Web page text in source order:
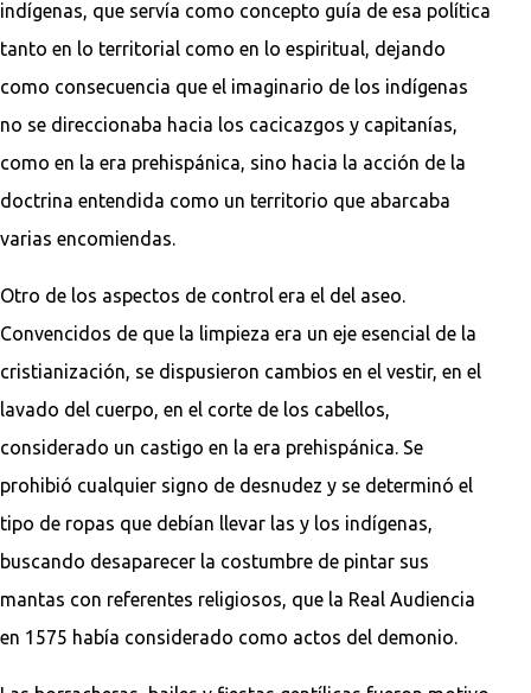
indígenas, que servía como concepto guía de esa política
tanto en lo territorial como en lo espiritual, dejando
como consecuencia que el imaginario de los indígenas
no se direccionaba hacia los cacicazgos y capitanías,
como en la era prehispánica, sino hacia la acción de la
doctrina entendida como un territorio que abarcaba
varias encomiendas.
Otro de los aspectos de control era el del aseo.
Convencidos de que la limpieza era un eje esencial de la
cristianización, se dispusieron cambios en el vestir, en el
lavado del cuerpo, en el corte de los cabellos,
considerado un castigo en la era prehispánica. Se
prohibió cualquier signo de desnudez y se determinó el
tipo de ropas que debían llevar las y los indígenas,
buscando desaparecer la costumbre de pintar sus
mantas con referentes religiosos, que la Real Audiencia
en 1575 había considerado como actos del demonio.